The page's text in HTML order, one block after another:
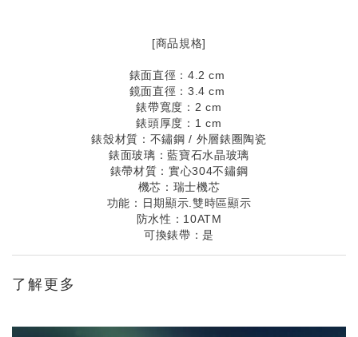
[商品規格]
錶面直徑：4.2 cm
鏡面直徑：3.4 cm
錶帶寬度：2 cm
錶頭厚度：1 cm
錶殼材質：不鏽鋼 / 外層錶圈陶瓷
錶面玻璃：藍寶石水晶玻璃
錶帶材質：實心304不鏽鋼
機芯：瑞士機芯
功能：日期顯示.雙時區顯示
防水性：10ATM
可換錶帶：是
了解更多